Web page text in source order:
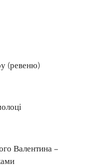
(ревеню)
Валентина –